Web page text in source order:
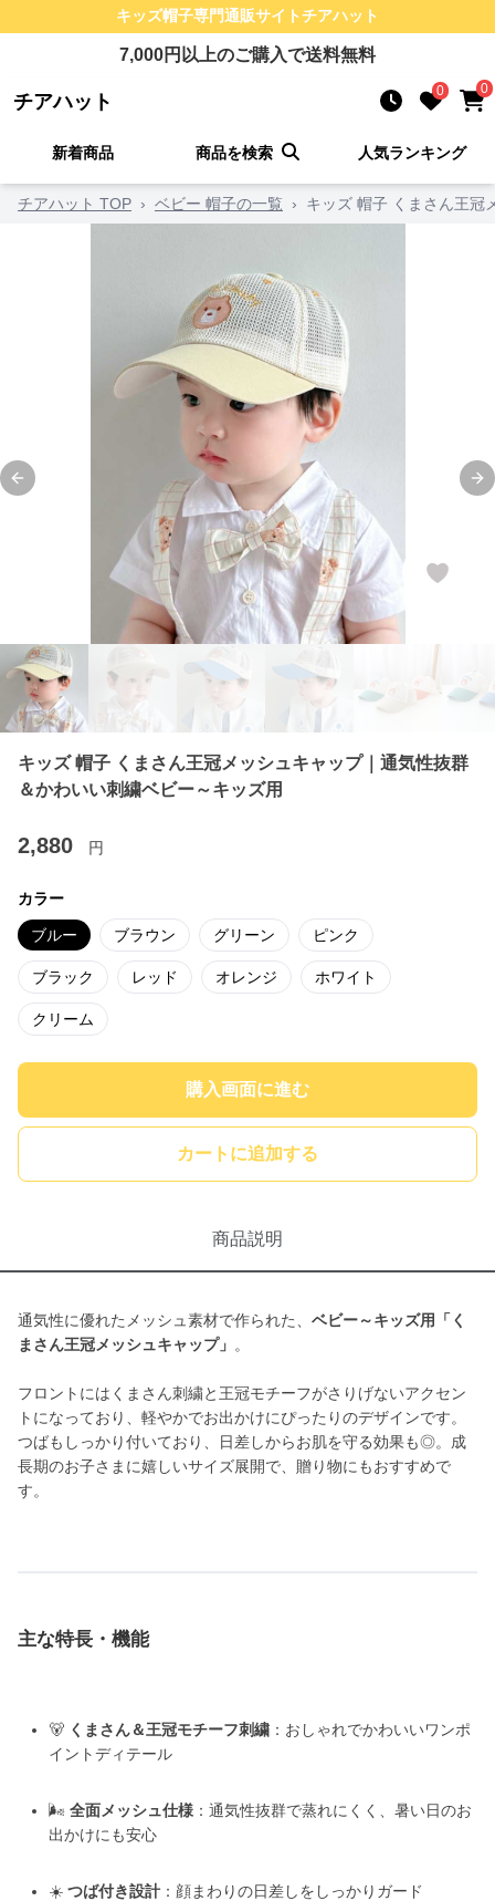
キッズ帽子専門通販サイトチアハット
7,000円以上のご購入で送料無料
チアハット 0 0
新着商品 商品を検索 人気ランキング
チアハット TOP › ベビー 帽子の一覧 › キッズ 帽子 くまさん王冠
Previous slide
キッズ 帽子 くまさん王冠メッシュキャップ｜通気性抜群
＆かわいい刺繍ベビー～キッズ用
2,880 円
カラー
ブルー ブラウン グリーン ピンク
ブラック レッド オレンジ ホワイト
クリーム
購入画面に進む
カートに追加する
商品説明
通気性に優れたメッシュ素材で作られた、 ベビー～キッズ用「く
まさん王冠メッシュキャップ」 。
フロントにはくまさん刺繍と王冠モチーフがさりげないアクセン
トになっており、軽やかでお出かけにぴったりのデザインです。
つばもしっかり付いており、日差しからお肌を守る効果も◎。成
長期のお子さまに嬉しいサイズ展開で、贈り物にもおすすめで
す。
主な特長・機能
🐻 くまさん＆王冠モチーフ刺繍 ：おしゃれでかわいいワンポ
イントディテール
🌬️ 全面メッシュ仕様 ：通気性抜群で蒸れにくく、暑い日のお
出かけにも安心
☀️ つば付き設計 ：顔まわりの日差しをしっかりガード